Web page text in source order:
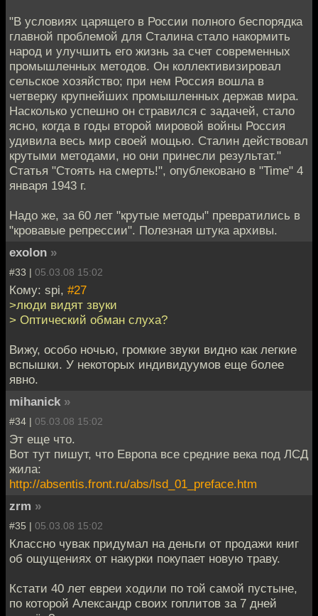
"В условиях царящего в России полного беспорядка
главной проблемой для Сталина стало накормить
народ и улучшить его жизнь за счет современных
промышленных методов. Он коллективизировал
сельское хозяйство; при нем Россия вошла в
четверку крупнейших промышленных держав мира.
Насколько успешно он стравился с задачей, стало
ясно, когда в годы второй мировой войны Россия
удивила весь мир своей мощью. Сталин действовал
крутыми методами, но они принесли результат."
Статья "Стоять на смерть!", опублековано в "Time" 4
января 1943 г.
Надо же, за 60 лет "крутые методы" превратились в
"кровавые репрессии". Полезная штука архивы.
exolon »
#33 | 05.03.08 15:02
Кому: spi, #27
>люди видят звуки
> Оптический обман слуха?
Вижу, особо ночью, громкие звуки видно как легкие
вспышки. У некоторых индивидуумов еще более
явно.
mihanick »
#34 | 05.03.08 15:02
Эт еще что.
Вот тут пишут, что Европа все средние века под ЛСД
жила:
http://absentis.front.ru/abs/lsd_01_preface.htm
zrm »
#35 | 05.03.08 15:02
Классно чувак придумал на деньги от продажи книг
об ощущениях от накурки покупает новую траву.
Кстати 40 лет евреи ходили по той самой пустыне,
по которой Александр своих гоплитов за 7 дней